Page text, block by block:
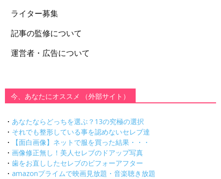
ライター募集
記事の監修について
運営者・広告について
今、あなたにオススメ （外部サイト）
・ あなたならどっちを選ぶ？13の究極の選択
・ それでも整形している事を認めないセレブ達
・
【面白画像】ネットで服を買った結果・・・
・ 画像修正無し！美人セレブのドアップ写真
・ 歯をお直ししたセレブのビフォーアフター
・ amazonプライムで映画見放題・音楽聴き放題